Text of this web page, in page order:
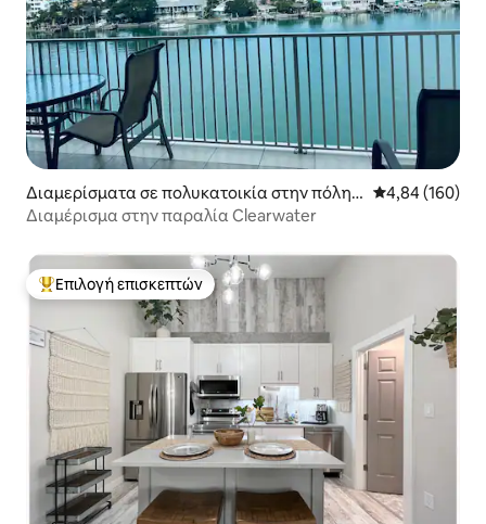
Διαμερίσματα σε πολυκατοικία στην πόλη
Clearwater
Μέση
4,84 (160)
Διαμέρισμα στην παραλία Clearwater
Κορυφαία επιλογή επισκεπτών
Επιλογή επισκεπτών